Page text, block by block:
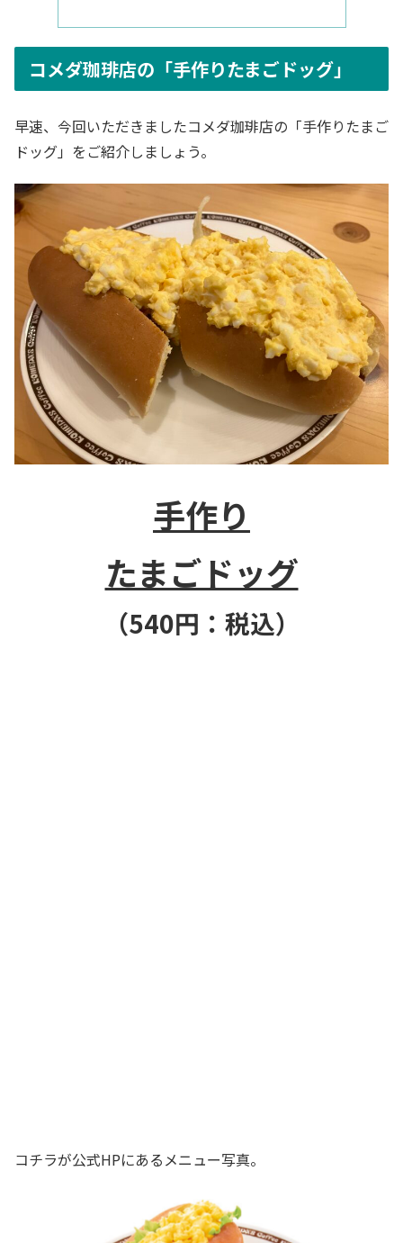
コメダ珈琲店の「手作りたまごドッグ」
早速、今回いただきましたコメダ珈琲店の「手作りたまご
ドッグ」をご紹介しましょう。
手作り
たまごドッグ
（540円：税込）
コチラが公式HPにあるメニュー写真。